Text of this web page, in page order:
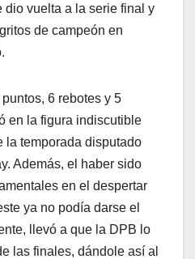
dio vuelta a la serie final y
de campeón en
6 rebotes y 5
en la figura indiscutible
la temporada disputado
Además, el haber sido
en el despertar
ya no podía darse el
llevó a que la DPB lo
las finales, dándole así al